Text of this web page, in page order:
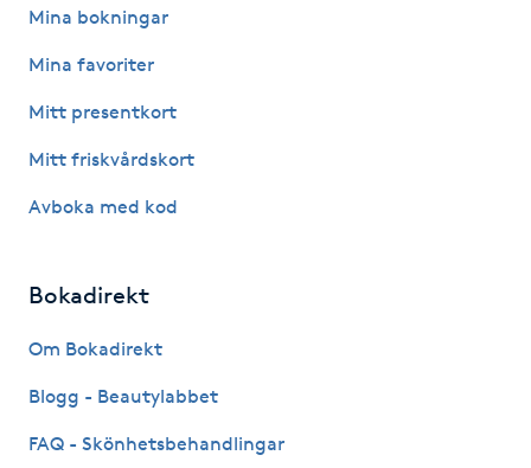
Hårbottenbehandling
Hårförlängning
Idrottsmassage
Mina bokningar
Mina favoriter
Mitt presentkort
Mitt friskvårdskort
Avboka med kod
Bokadirekt
Om Bokadirekt
Blogg - Beautylabbet
FAQ - Skönhetsbehandlingar